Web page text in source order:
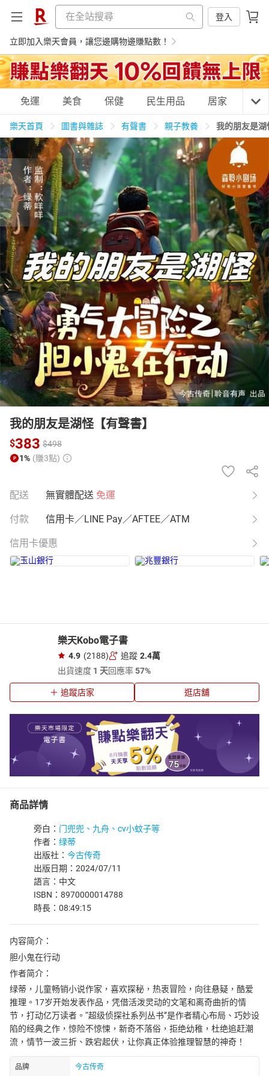
登入
立即加入樂天會員，讓您邊購物邊賺點數！
購物網分類
天天免運 美食蛋糕 養生保健 民生用品
居家生活 3C家電 運動休閒 親子玩具
女裝 男裝 化妝保養 情趣用品
日本購物 電子/紙本書
HOT
免運 美食 保健 民生用品 居家 3C
樂天首頁 圖書與雜誌 有聲書 親子教養 我的朋友是
我的朋友是湖怪【有聲書】
$383 $498
1% (賺3點)
配送 無實體配送 免運
付款 信用卡／LINE Pay／AFTEE／ATM
信用卡優惠
樂天Kobo電子書
4.9 (2188) 追蹤 2.4萬
出貨速度 1 天回應率57%
追蹤店家 逛店舖
商品詳情
旁白： 门兜兜、九舟、cv小蚊子等
作者： 绿蒂
出版社： 今古传奇
出版日期：2024/07/11
語言：中文
ISBN：8970000014788
時長：08:49:15
内容简介：
胆小鬼在行动
作者简介：
绿蒂，儿童畅销小说作家，喜欢探秘，热衷冒险，向往悬疑，酷爱
推理。17岁开始发表作品，凭借活泼灵动的文笔和离奇曲折的情
节，打动亿万读者。“超级侦探社系列丛书”是作者精心布局、巧妙设
陷的经典之作，惊险不惊悚，新奇不落俗，拒绝幼稚，杜绝追赶潮
流，情节一波三折、跌宕起伏，让你真正体验推理智慧的神奇！
品牌 今古传奇